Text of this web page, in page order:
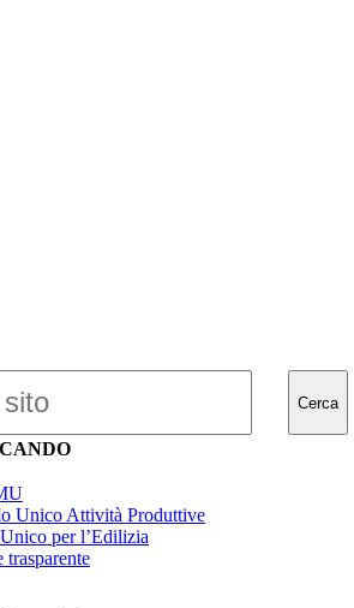
Cerca
Unico Attività Produttive
per l’Edilizia